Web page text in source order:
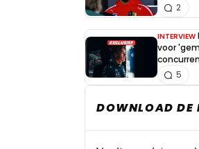
2
INTERVIEW
voor
5
DOWNLOAD DE